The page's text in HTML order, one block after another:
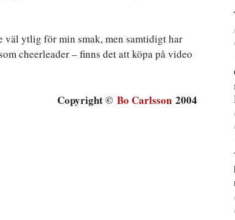
väl ytlig för min smak, men samtidigt har
cheerleader – finns det att köpa på video
Copyright © Bo Carlsson 2004